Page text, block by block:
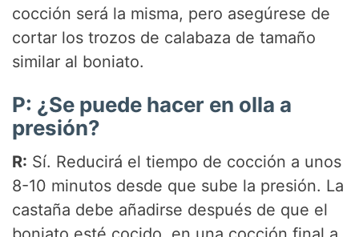
cocción será la misma, pero asegúrese de
cortar los trozos de calabaza de tamaño
similar al boniato.
P: ¿Se puede hacer en olla a
presión?
R: Sí. Reducirá el tiempo de cocción a unos
8-10 minutos desde que sube la presión. La
castaña debe añadirse después de que el